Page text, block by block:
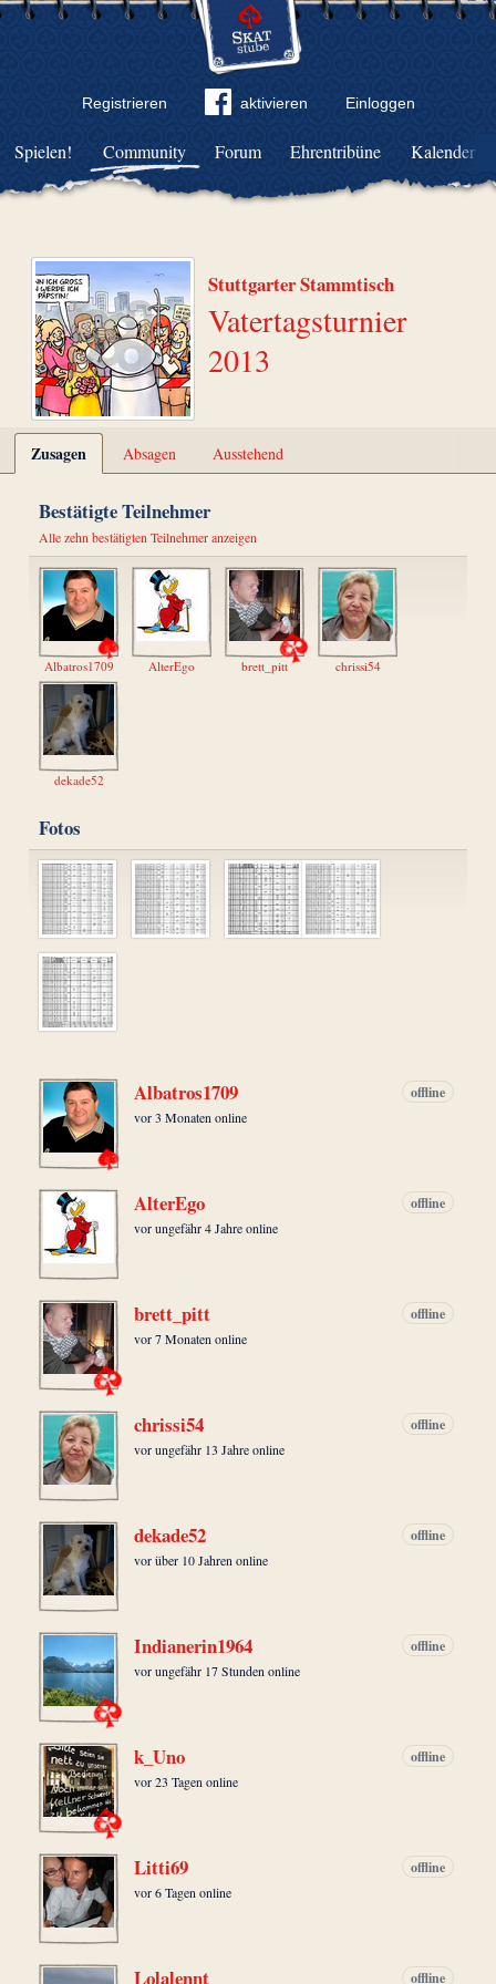
Registrieren aktivieren Einloggen
Community Forum Ehrentribüne Kalender
Spielen!
Stuttgarter Stammtisch
Vatertagsturnier
2013
Zusagen Absagen Ausstehend
Bestätigte Teilnehmer
Alle zehn bestätigten Teilnehmer anzeigen
Albatros1709 AlterEgo brett_pitt chrissi54
dekade52
Fotos
Albatros1709 offline
vor 3 Monaten online
AlterEgo offline
vor ungefähr 4 Jahre online
brett_pitt offline
vor 7 Monaten online
chrissi54 offline
vor ungefähr 13 Jahre online
dekade52 offline
vor über 10 Jahren online
Indianerin1964 offline
vor ungefähr 17 Stunden online
k_Uno offline
vor 23 Tagen online
Litti69 offline
vor 6 Tagen online
Lolalennt offline